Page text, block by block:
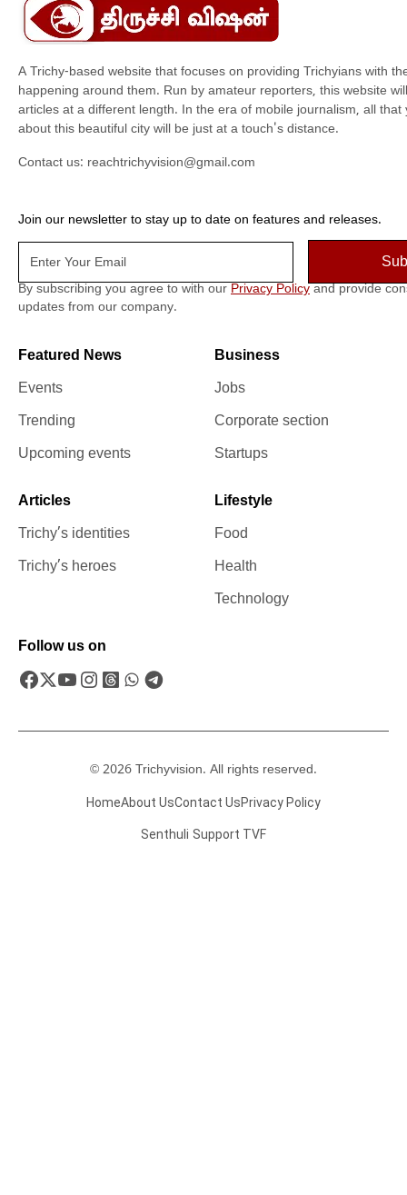
A Trichy-based website that focuses on providing Trichyians with
happening around them. Run by amateur reporters, this website
articles at a different length. In the era of mobile journalism, all that
about this beautiful city will be just at a touch's distance.
Contact us: reachtrichyvision@gmail.com
Join our newsletter to stay up to date on features and releases.
By subscribing you agree to with our Privacy Policy and provide
updates from our company.
Featured News
Events
Trending
Upcoming events
Business
Jobs
Corporate section
Startups
Articles
Trichy’s identities
Trichy’s heroes
Lifestyle
Food
Health
Technology
Follow us on
© 2026 Trichyvision. All rights reserved.
HomeAbout UsContact UsPrivacy Policy
Senthuli Support TVF